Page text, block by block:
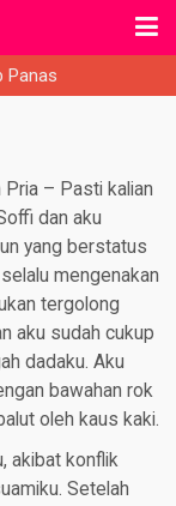
Panas
Pria – Pasti kalian
dan aku
yang berstatus
mengenakan
tergolong
aku sudah cukup
dadaku. Aku
bawahan rok
oleh kaus kaki.
akibat konflik
Setelah